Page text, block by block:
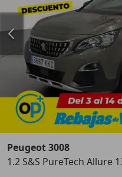
Anterior
Peugeot 3008
1.2 S&S PureTech Allure